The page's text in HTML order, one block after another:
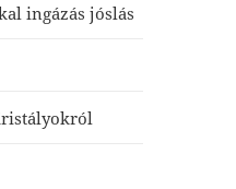
ingázás jóslás